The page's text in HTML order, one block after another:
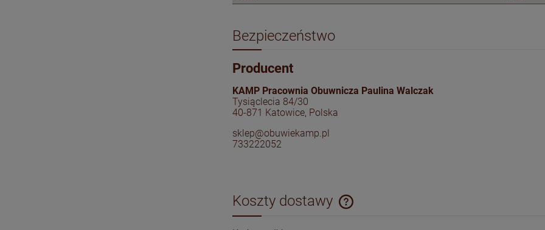
Bezpieczeństwo
Producent
KAMP Pracownia Obuwnicza Paulina Walczak
Tysiąclecia 84/30
40-871 Katowice, Polska
sklep@obuwiekamp.pl
733222052
Koszty dostawy